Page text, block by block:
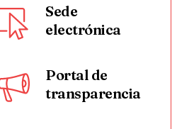
Sede
electrónica
Portal de
transparencia